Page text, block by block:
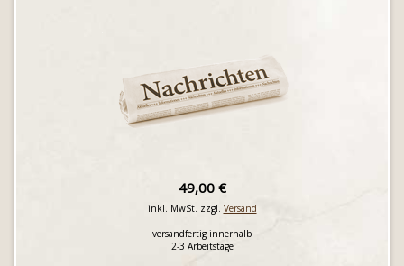
49,00 €
inkl. MwSt. zzgl. Versand
versandfertig innerhalb
2-3 Arbeitstage